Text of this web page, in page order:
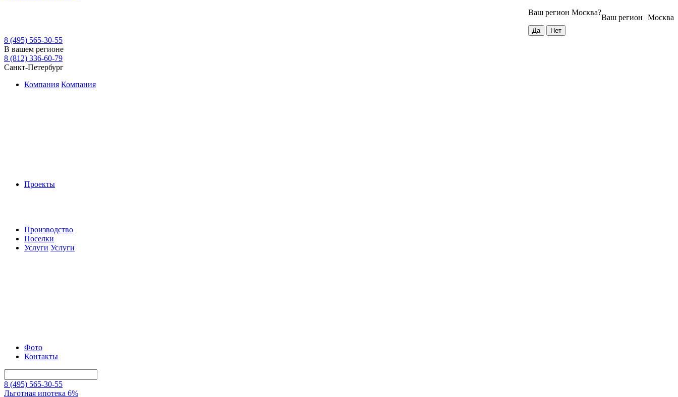
Москва
Ваш регион
Ваш регион Москва?
8 (495) 565-30-55
В вашем регионе
8 (812) 336-60-79
Санкт-Петербург
Компания Компания
Проекты
Производство
Поселки
Услуги Услуги
Фото
Контакты
8 (495) 565-30-55
Льготная ипотека 6%